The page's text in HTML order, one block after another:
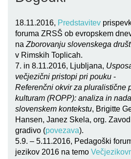
18.11.2016, Predstavitev
foruma ZRSŠ ob evropskem
na Zborovanju slovenskega
v Rimskih Toplicah.
7. in 8.11.2016, Ljubljana,
večjezični pristopi pri pouku -
Referenčni okvir za pluralistične
kulturam (ROPP): analiza in
slovenskem kontekstu, Brigitte
Hansen, Janez Skela, org.
gradivo (povezava).
5.9. – 5.11.2016, Pedagoški
jezikov 2016 na temo